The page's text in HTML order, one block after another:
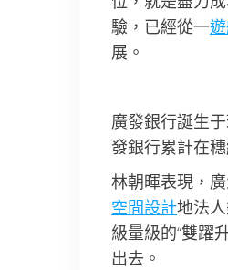
驗，已經從一
展。
廣發銀行誕生
發銀行累計在穗
林朝暉表現，
空間設計地法
級量級的“雙躍
出去。